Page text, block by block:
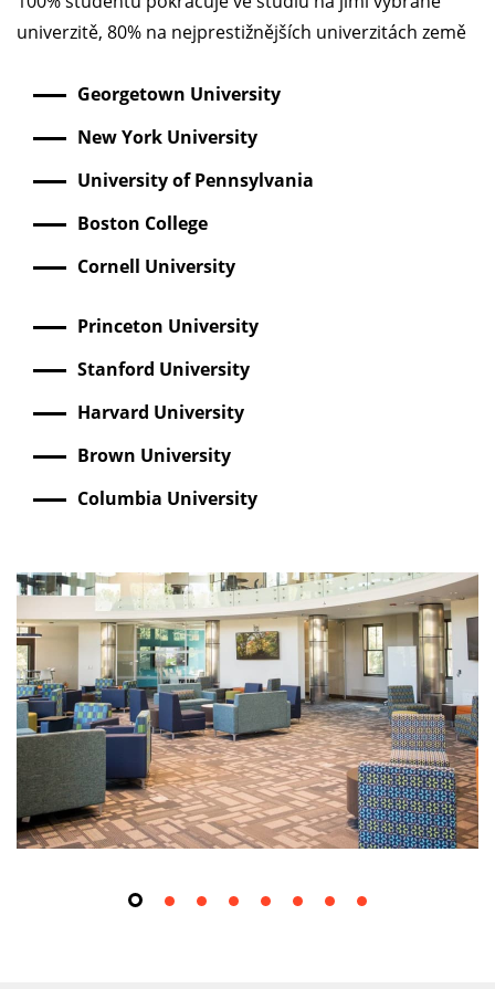
univerzitě, 80% na nejprestižnějších univerzitách země
Georgetown University
New York University
University of Pennsylvania
Boston College
Cornell University
Princeton University
Stanford University
Harvard University
Brown University
Columbia University